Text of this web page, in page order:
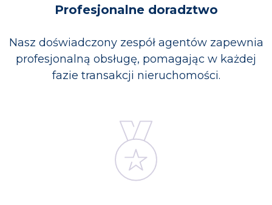
Profesjonalne doradztwo
Nasz doświadczony zespół agentów zapewnia
profesjonalną obsługę, pomagając w każdej
fazie transakcji nieruchomości.